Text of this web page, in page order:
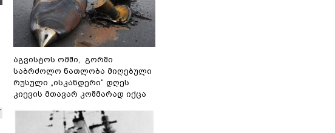
აგვისტოს ომში, გორში
საბრძოლო ნათლობა მიღებული
რუსული „ისკანდერი“ დღეს
კიევის მთავარ კოშმარად იქცა